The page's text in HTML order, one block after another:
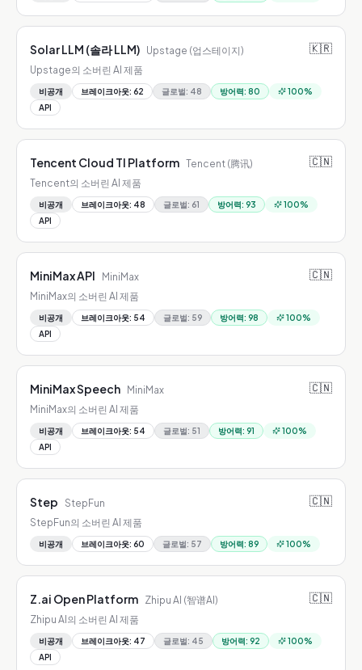
Solar LLM (솔라 LLM) Upstage (업스테이지) 🇰🇷
Upstage의 소버린 AI 제품
비공개 브레이크아웃: 62 글로벌: 48 방어력: 80 100%
API
Tencent Cloud TI Platform Tencent (腾讯) 🇨🇳
Tencent의 소버린 AI 제품
비공개 브레이크아웃: 48 글로벌: 61 방어력: 93 100%
API
MiniMax API MiniMax 🇨🇳
MiniMax의 소버린 AI 제품
비공개 브레이크아웃: 54 글로벌: 59 방어력: 98 100%
API
MiniMax Speech MiniMax 🇨🇳
MiniMax의 소버린 AI 제품
비공개 브레이크아웃: 54 글로벌: 51 방어력: 91 100%
API
Step StepFun 🇨🇳
StepFun의 소버린 AI 제품
비공개 브레이크아웃: 60 글로벌: 57 방어력: 89 100%
Z.ai Open Platform Zhipu AI (智谱AI) 🇨🇳
Zhipu AI의 소버린 AI 제품
비공개 브레이크아웃: 47 글로벌: 45 방어력: 92 100%
API